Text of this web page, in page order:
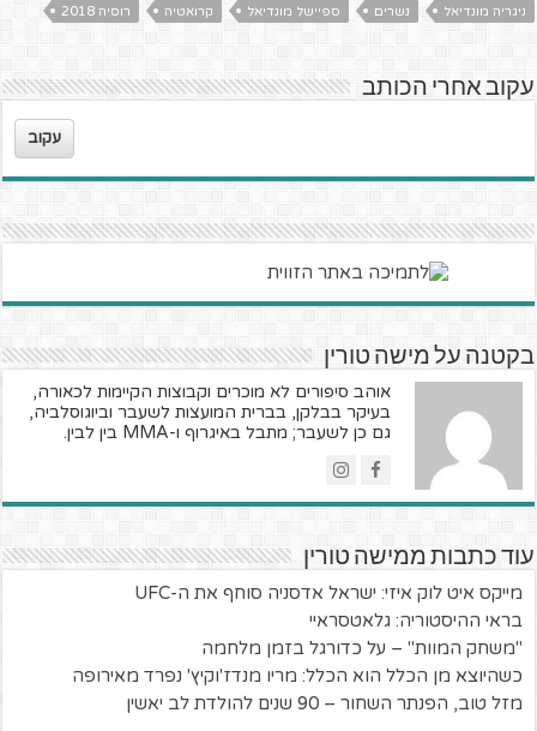
ניגריה מונדיאל
נשרים ספיישל מונדיאל קרואטיה רוסיה 2018
עקוב אחרי הכותב
עקוב
בקטנה על מישה טורין
אוהב סיפורים לא מוכרים וקבוצות הקיימות לכאורה,
בעיקר בבלקן, בברית המועצות לשעבר וביוגוסלביה,
גם כן לשעבר; מתבל באיגרוף ו-MMA בין לבין.
עוד כתבות ממישה טורין
מייקס איט לוק איזי: ישראל אדסניה סוחף את ה-UFC
בראי ההיסטוריה: גלאטסראיי
"משחק המוות" – על כדורגל בזמן מלחמה
כשהיוצא מן הכלל הוא הכלל: מריו מנדז'וקיץ' נפרד מאירופה
מזל טוב, הפנתר השחור – 90 שנים להולדת לב יאשין